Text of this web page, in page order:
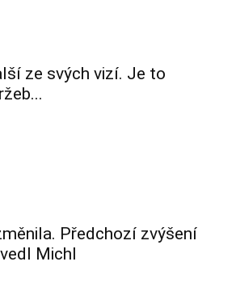
ze svých vizí. Je to
Předchozí zvýšení
Michl